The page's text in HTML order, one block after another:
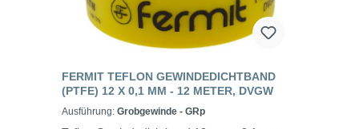
FERMIT TEFLON GEWINDEDICHTBAND
(PTFE) 12 X 0,1 MM - 12 METER, DVGW
Ausführung: Grobgewinde - GRp